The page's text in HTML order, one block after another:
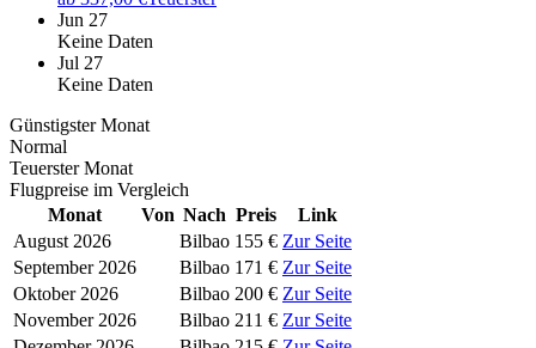
Jun 27
Keine Daten
Jul 27
Keine Daten
Günstigster Monat
Normal
Teuerster Monat
Flugpreise im Vergleich
Monat
Von Nach Preis
Link
August 2026
Bilbao 155 € Zur Seite
September 2026
Bilbao 171 € Zur Seite
Oktober 2026
Bilbao 200 € Zur Seite
November 2026
Bilbao 211 € Zur Seite